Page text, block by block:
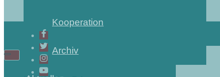
Kooperation
Archiv